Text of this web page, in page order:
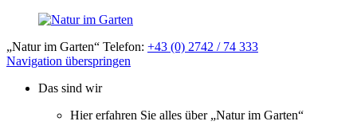
„Natur im Garten“ Telefon: +43 (0) 2742 / 74 333
Navigation überspringen
Das sind wir
Hier erfahren Sie alles über „Natur im Garten“